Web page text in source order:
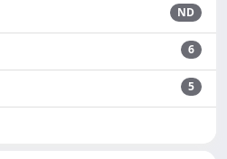
ND
6
5